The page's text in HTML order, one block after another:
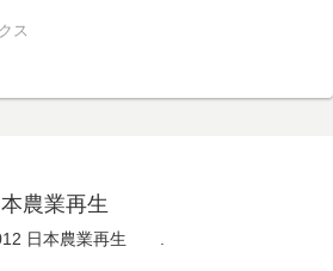
ス
本農業再生
日本農業再生 .